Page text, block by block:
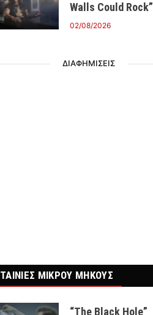
Walls Could Rock”
02/08/2026
ΔΙΑΦΗΜΙΣΕΙΣ
ΤΑΙΝΙΕΣ ΜΙΚΡΟΥ ΜΗΚΟΥΣ
“The Black Hole”